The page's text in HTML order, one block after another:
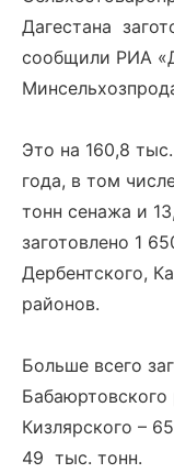
Дагестана
сообщили РИА
Это на 160,8
года, в том
тонн сенажа и
заготовлено 1
Дербентского,
районов.
Больше всего
Кизлярского –
49 тыс. тонн.